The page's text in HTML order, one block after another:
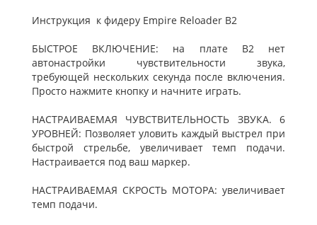
Инструкция к фидеру Empire Reloader B2
БЫСТРОЕ ВКЛЮЧЕНИЕ: на плате B2 нет
автонастройки чувствительности звука,
требующей нескольких секунда после включения.
Просто нажмите кнопку и начните играть.
НАСТРАИВАЕМАЯ ЧУВСТВИТЕЛЬНОСТЬ ЗВУКА. 6
УРОВНЕЙ: Позволяет уловить каждый выстрел при
быстрой стрельбе, увеличивает темп подачи.
Настраивается под ваш маркер.
НАСТРАИВАЕМАЯ СКРОСТЬ МОТОРА: увеличивает
темп подачи.